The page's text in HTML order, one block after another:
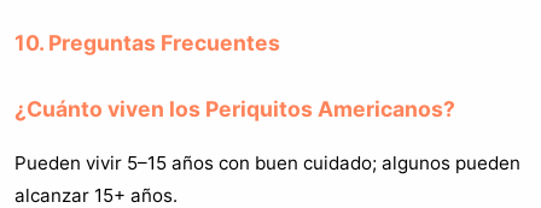
10. Preguntas Frecuentes
¿Cuánto viven los Periquitos Americanos?
Pueden vivir 5–15 años con buen cuidado; algunos pueden
alcanzar 15+ años.